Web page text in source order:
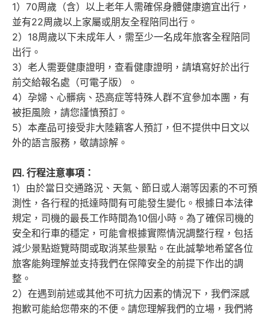
1）70周歲（含）以上老年人需確保身體健康適宜出行，
並有22周歲以上家屬或朋友全程陪同出行。
2）18周歲以下未成年人，需至少一名成年旅客全程陪同
出行。
3）老人需要健康證明，查看健康證明，請填寫好於出行
前交給報名處（可電子版）。
4）孕婦、心髒病、恐高症等特殊人群不宜參加本團，有
被拒風險，請您謹慎預訂。
5）本產品可接受非大陸籍客人預訂，但不提供中日文以
外的語言服務，敬請諒解。
四. 行程注意事項：
1）由於當日交通路況、天氣、節日或人潮等因素的不可預
測性，各行程的抵達時間有可能發生變化。根據日本法律
規定，司機的最長工作時間為10個小時。為了確保司機的
安全和行車的穩定，可能會根據實際情況調整行程，包括
減少景點遊覽時間或取消某些景點。在此誠摯地希望各位
旅客能夠理解並支持我們在保障安全的前提下作出的調
整。
2）在遇到前述或其他不可抗力因素的情況下，我們深感
抱歉可能給您帶來的不便。請您理解我們的立場，我們將